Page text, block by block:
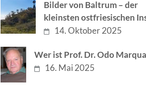
Bilder von Baltrum – der
kleinsten ostfriesischen
14. Oktober 2025
Wer ist Prof. Dr. Odo
16. Mai 2025